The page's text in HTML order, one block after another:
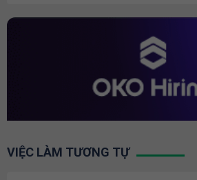
VIỆC LÀM TƯƠNG TỰ